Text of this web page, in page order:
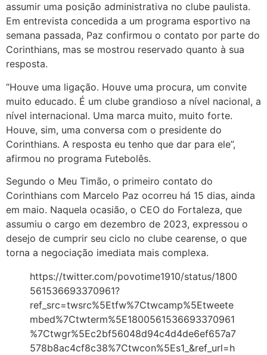
assumir uma posição administrativa no clube paulista.
Em entrevista concedida a um programa esportivo na
semana passada, Paz confirmou o contato por parte do
Corinthians, mas se mostrou reservado quanto à sua
resposta.
“Houve uma ligação. Houve uma procura, um convite
muito educado. É um clube grandioso a nível nacional, a
nível internacional. Uma marca muito, muito forte.
Houve, sim, uma conversa com o presidente do
Corinthians. A resposta eu tenho que dar para ele”,
afirmou no programa Futebolês.
Segundo o Meu Timão, o primeiro contato do
Corinthians com Marcelo Paz ocorreu há 15 dias, ainda
em maio. Naquela ocasião, o CEO do Fortaleza, que
assumiu o cargo em dezembro de 2023, expressou o
desejo de cumprir seu ciclo no clube cearense, o que
torna a negociação imediata mais complexa.
https://twitter.com/povotime1910/status/1800
561536693370961?
ref_src=twsrc%5Etfw%7Ctwcamp%5Etweete
mbed%7Ctwterm%5E1800561536693370961
%7Ctwgr%5Ec2bf56048d94c4d4de6ef657a7
578b8ac4cf8c38%7Ctwcon%5Es1_&ref_url=h